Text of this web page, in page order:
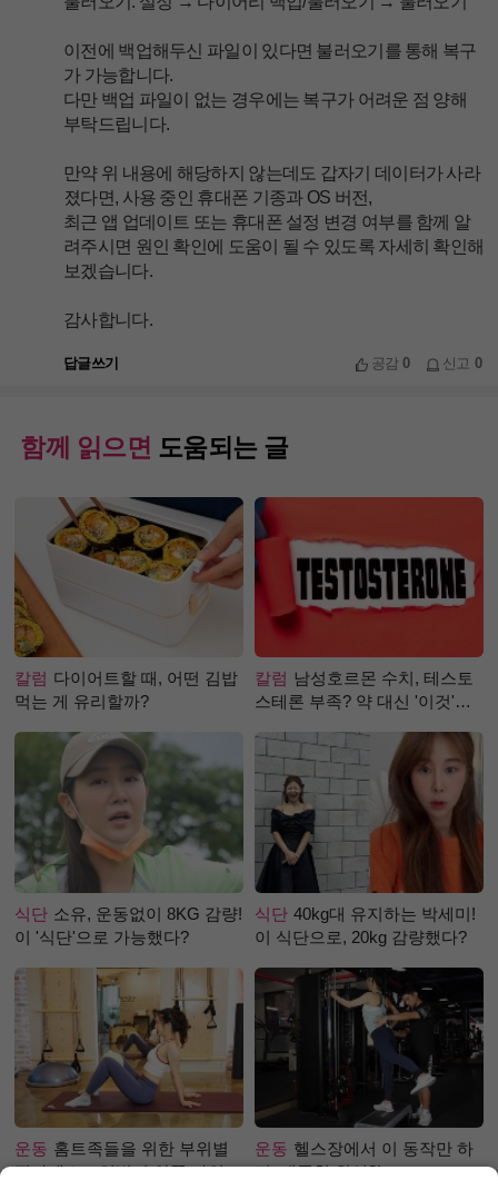
이전에 백업해두신 파일이 있다면 불러오기를 통해 복구
가 가능합니다.
다만 백업 파일이 없는 경우에는 복구가 어려운 점 양해
부탁드립니다.
만약 위 내용에 해당하지 않는데도 갑자기 데이터가 사라
졌다면, 사용 중인 휴대폰 기종과 OS 버전,
최근 앱 업데이트 또는 휴대폰 설정 변경 여부를 함께 알
려주시면 원인 확인에 도움이 될 수 있도록 자세히 확인해
보겠습니다.
감사합니다.
답글쓰기 공감0 신고 0
함께 읽으면 도움되는 글
칼럼 다이어트할 때, 어떤 김밥
먹는 게 유리할까?
칼럼 남성호르몬 수치, 테스토
스테론 부족? 약 대신 '이것'으
식단 소유, 운동없이 8KG 감량!
이 '식단'으로 가능했다?
식단 40kg대 유지하는 박세미!
이 식단으로, 20kg 감량했다?
운동 홈트족들을 위한 부위별
필라테스 – 허벅지 안쪽 라인
운동 헬스장에서 이 동작만 하
면, 애플힙 완성?!